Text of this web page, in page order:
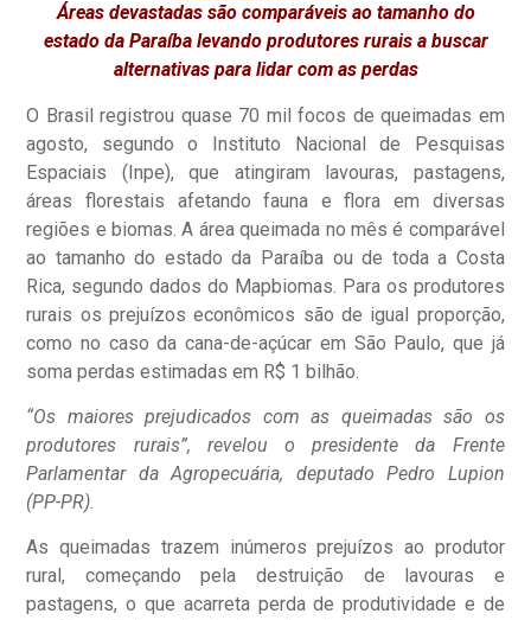
Áreas devastadas são comparáveis ao tamanho do
estado da Paraíba levando produtores rurais a buscar
alternativas para lidar com as perdas
O Brasil registrou quase 70 mil focos de queimadas em
agosto, segundo o Instituto Nacional de Pesquisas
Espaciais (Inpe), que atingiram lavouras, pastagens,
áreas florestais afetando fauna e flora em diversas
regiões e biomas. A área queimada no mês é comparável
ao tamanho do estado da Paraíba ou de toda a Costa
Rica, segundo dados do Mapbiomas. Para os produtores
rurais os prejuízos econômicos são de igual proporção,
como no caso da cana-de-açúcar em São Paulo, que já
soma perdas estimadas em R$ 1 bilhão.
“Os maiores prejudicados com as queimadas são os
produtores rurais”, revelou o presidente da Frente
Parlamentar da Agropecuária, deputado Pedro Lupion
(PP-PR).
As queimadas trazem inúmeros prejuízos ao produtor
rural, começando pela destruição de lavouras e
pastagens, o que acarreta perda de produtividade e de